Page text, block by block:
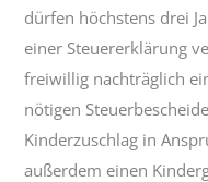
dürfen höchstens drei
einer Steuererklärung
freiwillig nachträglich
nötigen
Kinderzuschlag in
außerdem einen